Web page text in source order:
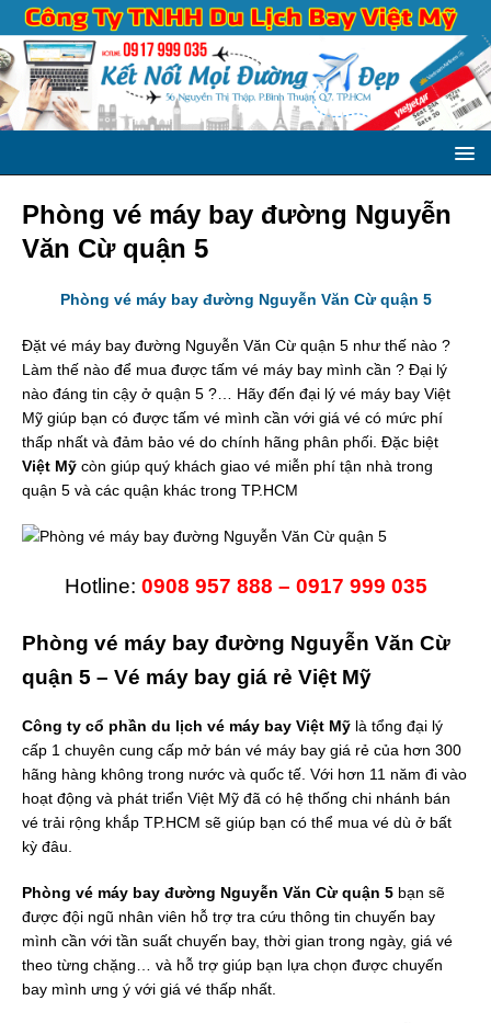
Phòng vé máy bay đường Nguyễn
Văn Cừ quận 5
Phòng vé máy bay đường Nguyễn Văn Cừ quận 5
Đặt vé máy bay đường Nguyễn Văn Cừ quận 5 như thế nào ?
Làm thế nào để mua được tấm vé máy bay mình cần ? Đại lý
nào đáng tin cậy ở quận 5 ?… Hãy đến đại lý vé máy bay Việt
Mỹ giúp bạn có được tấm vé mình cần với giá vé có mức phí
thấp nhất và đảm bảo vé do chính hãng phân phối. Đặc biệt
Việt Mỹ còn giúp quý khách giao vé miễn phí tận nhà trong
quận 5 và các quận khác trong TP.HCM
Hotline: 0908 957 888 – 0917 999 035
Phòng vé máy bay đường Nguyễn Văn Cừ
quận 5 – Vé máy bay giá rẻ Việt Mỹ
Công ty cổ phần du lịch vé máy bay Việt Mỹ là tổng đại lý
cấp 1 chuyên cung cấp mở bán vé máy bay giá rẻ của hơn 300
hãng hàng không trong nước và quốc tế. Với hơn 11 năm đi vào
hoạt động và phát triển Việt Mỹ đã có hệ thống chi nhánh bán
vé trải rộng khắp TP.HCM sẽ giúp bạn có thể mua vé dù ở bất
kỳ đâu.
Phòng vé máy bay đường Nguyễn Văn Cừ quận 5 bạn sẽ
được đội ngũ nhân viên hỗ trợ tra cứu thông tin chuyến bay
mình cần với tần suất chuyến bay, thời gian trong ngày, giá vé
theo từng chặng… và hỗ trợ giúp bạn lựa chọn được chuyến
bay mình ưng ý với giá vé thấp nhất.